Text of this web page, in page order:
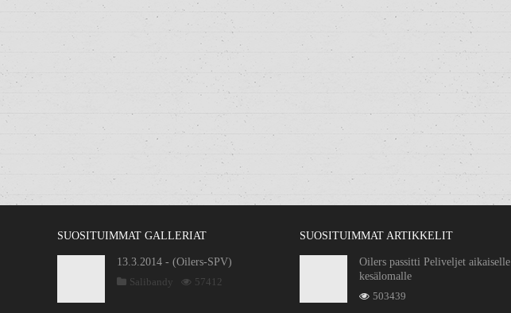
SUOSITUIMMAT GALLERIAT
13.3.2014 - (Oilers-SPV)
Salibandy
57412
SUOSITUIMMAT ARTIKKELIT
Oilers passitti Peliveljet aikaiselle
kesälomalle
503439